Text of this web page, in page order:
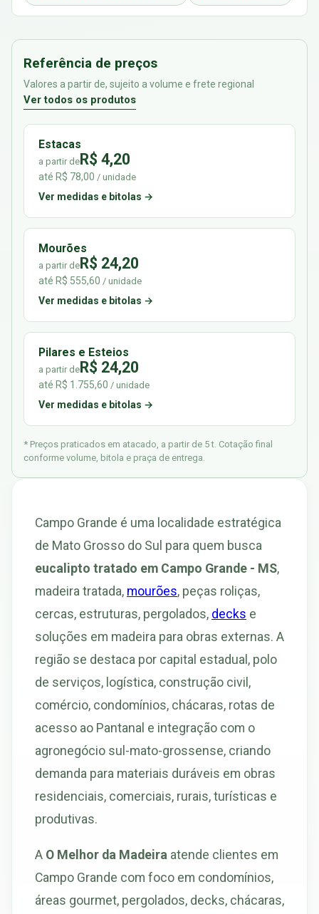
Referência de preços
Valores a partir de, sujeito a volume e frete regional
Ver todos os produtos
Estacas
a partir deR$ 4,20
até R$ 78,00 / unidade
Ver medidas e bitolas →
Mourões
a partir deR$ 24,20
até R$ 555,60 / unidade
Ver medidas e bitolas →
Pilares e Esteios
a partir deR$ 24,20
até R$ 1.755,60 / unidade
Ver medidas e bitolas →
* Preços praticados em atacado, a partir de 5 t. Cotação final
conforme volume, bitola e praça de entrega.
Campo Grande é uma localidade estratégica
de Mato Grosso do Sul para quem busca
eucalipto tratado em Campo Grande - MS,
madeira tratada, mourões, peças roliças,
cercas, estruturas, pergolados, decks e
soluções em madeira para obras externas. A
região se destaca por capital estadual, polo
de serviços, logística, construção civil,
comércio, condomínios, chácaras, rotas de
acesso ao Pantanal e integração com o
agronegócio sul-mato-grossense, criando
demanda para materiais duráveis em obras
residenciais, comerciais, rurais, turísticas e
produtivas.
A O Melhor da Madeira atende clientes em
Campo Grande com foco em condomínios,
áreas gourmet, pergolados, decks, chácaras,